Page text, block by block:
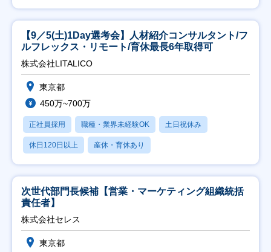
【9／5(土)1Day選考会】人材紹介コンサルタント/フ
ルフレックス・リモート/育休最長6年取得可
株式会社LITALICO
東京都
450万~700万
正社員採用 職種・業界未経験OK 土日祝休み
休日120日以上 産休・育休あり
次世代部門長候補【営業・マーケティング組織統括
責任者】
株式会社セレス
東京都